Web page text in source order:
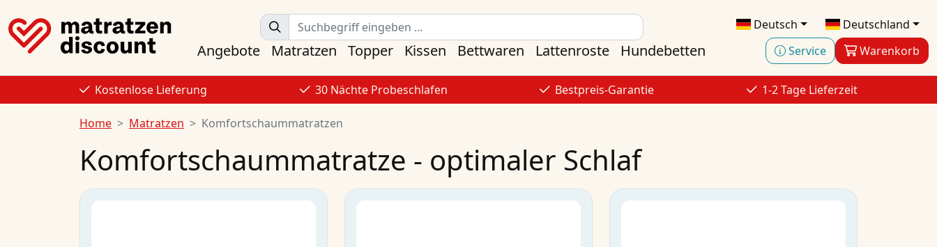
Deutsch
Deutschland
Service
Warenkorb
Angebote Matratzen Topper Kissen Bettwaren Lattenroste Hundebetten
Kostenlose Lieferung 30 Nächte Probeschlafen Bestpreis-Garantie 1-2 Tage Lieferzeit
Home Matratzen Komfortschaummatratzen
Komfortschaummatratze - optimaler Schlaf